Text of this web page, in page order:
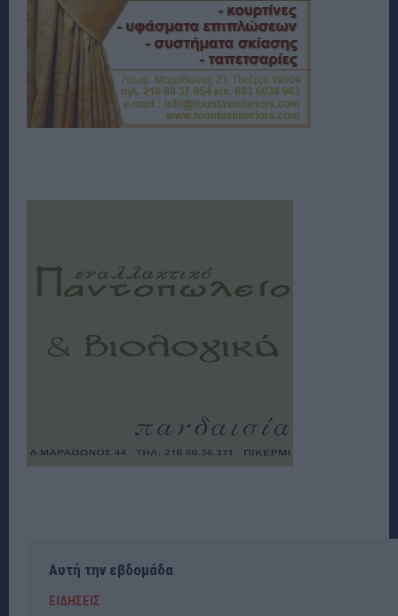
Αυτή την εβδομάδα
ΕΙΔΗΣΕΙΣ